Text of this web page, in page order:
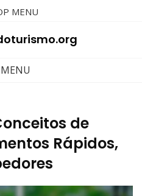
MENU
MENU
de
Rápidos,